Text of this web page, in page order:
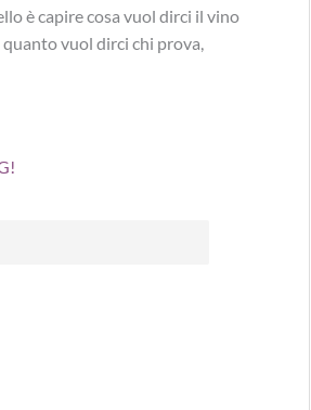
è capire cosa vuol dirci il vino
vuol dirci chi prova,